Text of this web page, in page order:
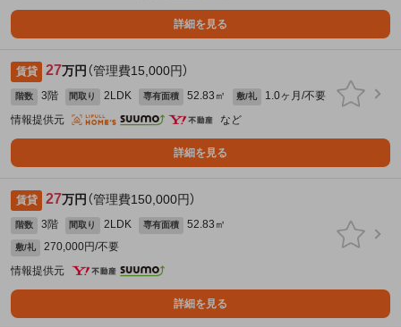
詳細を見る
賃貸 27万円 （管理費15,000円）
階数 3階 間取り 2LDK 専有面積 52.83㎡ 敷/礼
1.0ヶ月/不要
情報提供元
など
詳細を見る
賃貸 27万円 （管理費150,000円）
階数 3階 間取り 2LDK 専有面積 52.83㎡
敷/礼
270,000円/不要
情報提供元
詳細を見る